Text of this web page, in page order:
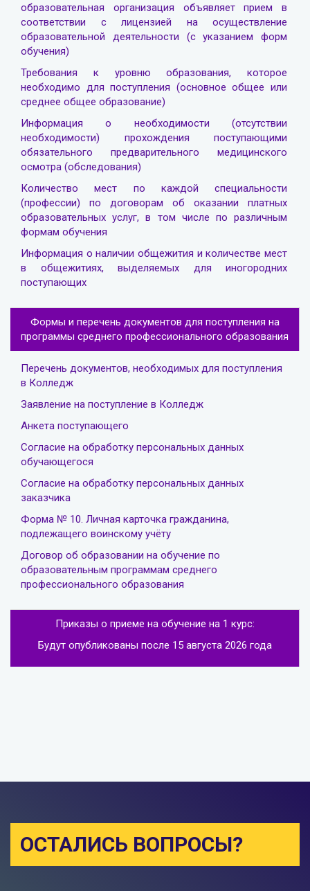
образовательная организация объявляет прием в
соответствии с лицензией на осуществление
образовательной деятельности (с указанием форм
обучения)
Требования к уровню образования, которое
необходимо для поступления (основное общее или
среднее общее образование)
Информация о необходимости (отсутствии
необходимости) прохождения поступающими
обязательного предварительного медицинского
осмотра (обследования)
Количество мест по каждой специальности
(профессии) по договорам об оказании платных
образовательных услуг, в том числе по различным
формам обучения
Информация о наличии общежития и количестве мест
в общежитиях, выделяемых для иногородних
поступающих
Формы и перечень документов для поступления на
программы среднего профессионального образования
Перечень документов, необходимых для поступления
в Колледж
Заявление на поступление в Колледж
Анкета поступающего
Согласие на обработку персональных данных
обучающегося
Согласие на обработку персональных данных
заказчика
Форма № 10. Личная карточка гражданина,
подлежащего воинскому учёту
Договор об образовании на обучение по
образовательным программам среднего
профессионального образования
Приказы о приеме на обучение на 1 курс:
Будут опубликованы после 15 августа 2026 года
ОСТАЛИСЬ ВОПРОСЫ?